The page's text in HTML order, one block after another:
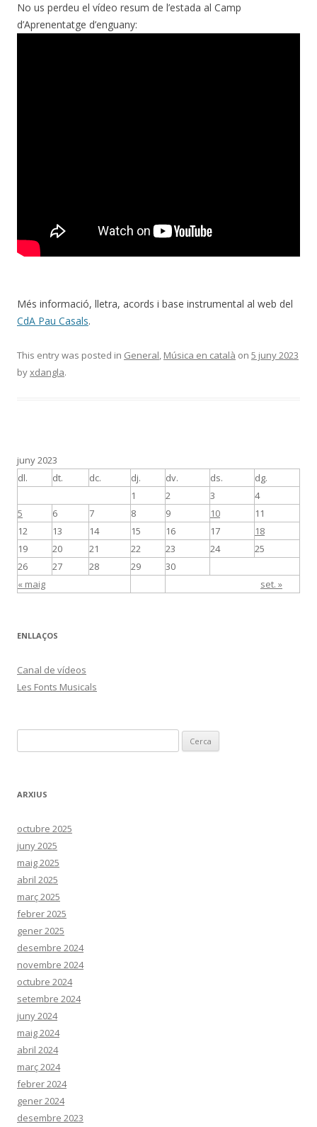
No us perdeu el vídeo resum de l’estada al Camp
d’Aprenentatge d’enguany:
Més informació, lletra, acords i base instrumental al web del
CdA Pau Casals.
This entry was posted in General Música en català on 5 juny 2023
byxdangla.
juny 2023
dl.
dt. dc. dj. dv. ds. dg.
« maig set. »
1 2 3
4
5
6 7 8 9 10
11
12
13 14 15 16 17
18
19
20 21 22 23 24
25
26
27 28 29 30
ENLLAÇOS
Canal de vídeos
Les Fonts Musicals
e
ARXIUS
octubre 2025
juny 2025
maig 2025
abril 2025
març 2025
febrer 2025
gener 2025
desembre 2024
novembre 2024
octubre 2024
setembre 2024
juny 2024
maig 2024
abril 2024
març 2024
febrer 2024
gener 2024
desembre 2023